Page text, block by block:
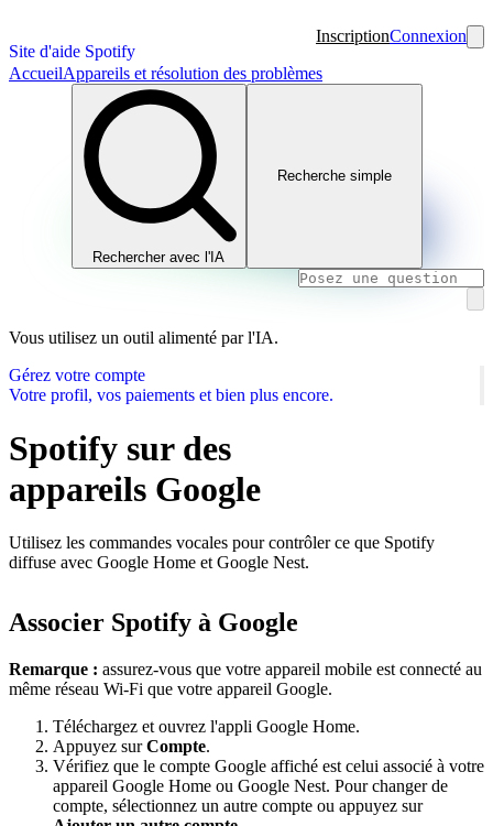
Site d'aide Spotify
InscriptionConnexion
AccueilAppareils et résolution des problèmes
Rechercher avec l'IA
Recherche simple
Vous utilisez un outil alimenté par l'IA.
Gérez votre compte
Votre profil, vos paiements et bien plus encore.
Spotify sur des
appareils Google
Utilisez les commandes vocales pour contrôler ce que Spotify
diffuse avec Google Home et Google Nest.
Associer Spotify à Google
Remarque : assurez-vous que votre appareil mobile est connecté au
même réseau Wi-Fi que votre appareil Google.
Téléchargez et ouvrez l'appli Google Home.
Appuyez surCompte.
Vérifiez que le compte Google affiché est celui associé à votre
appareil Google Home ou Google Nest. Pour changer de
compte, sélectionnez un autre compte ou appuyez sur